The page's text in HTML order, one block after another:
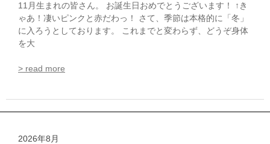
11月生まれの皆さん。 お誕生日おめでとうございます！ ↑き
ゃあ！凄いピンクと赤だわっ！ さて、季節は本格的に「冬」
に入ろうとしております。 これまでと変わらず、どうぞ身体
を大
> read more
2026年8月